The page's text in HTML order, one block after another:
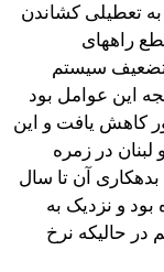
به تعطیلی کشاندن
راههای
تضعیف سیستم
این عوامل بود
کشور کاهش یافت و این
و لبنان در زمره
آن تا سال
دلار رسیده بود و نزدیک به
در حالیکه نرخ